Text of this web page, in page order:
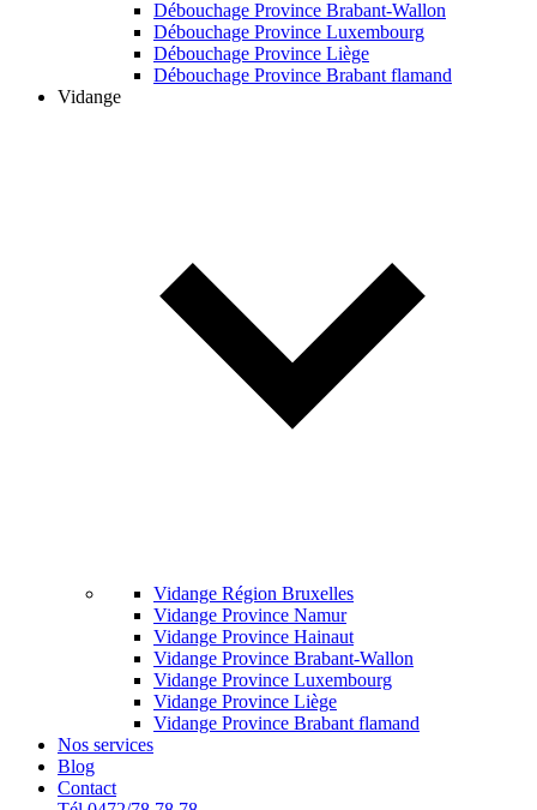
Débouchage Province Brabant-Wallon
Débouchage Province Luxembourg
Débouchage Province Liège
Débouchage Province Brabant flamand
Vidange
Vidange Région Bruxelles
Vidange Province Namur
Vidange Province Hainaut
Vidange Province Brabant-Wallon
Vidange Province Luxembourg
Vidange Province Liège
Vidange Province Brabant flamand
Nos services
Blog
Contact